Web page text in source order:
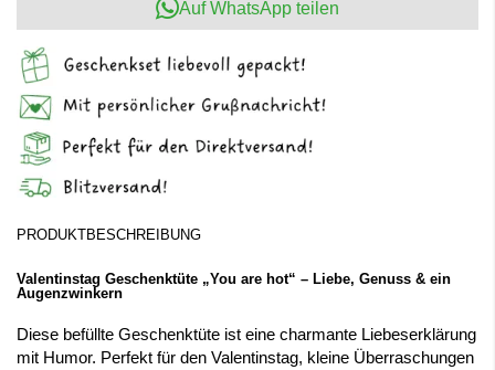
Auf WhatsApp teilen
PRODUKTBESCHREIBUNG
Valentinstag Geschenktüte „You are hot“ – Liebe, Genuss & ein
Augenzwinkern
Diese befüllte Geschenktüte ist eine charmante Liebeserklärung
mit Humor. Perfekt für den Valentinstag, kleine Überraschungen